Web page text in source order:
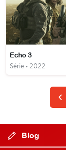
Echo 3
Série • 2022
Blog